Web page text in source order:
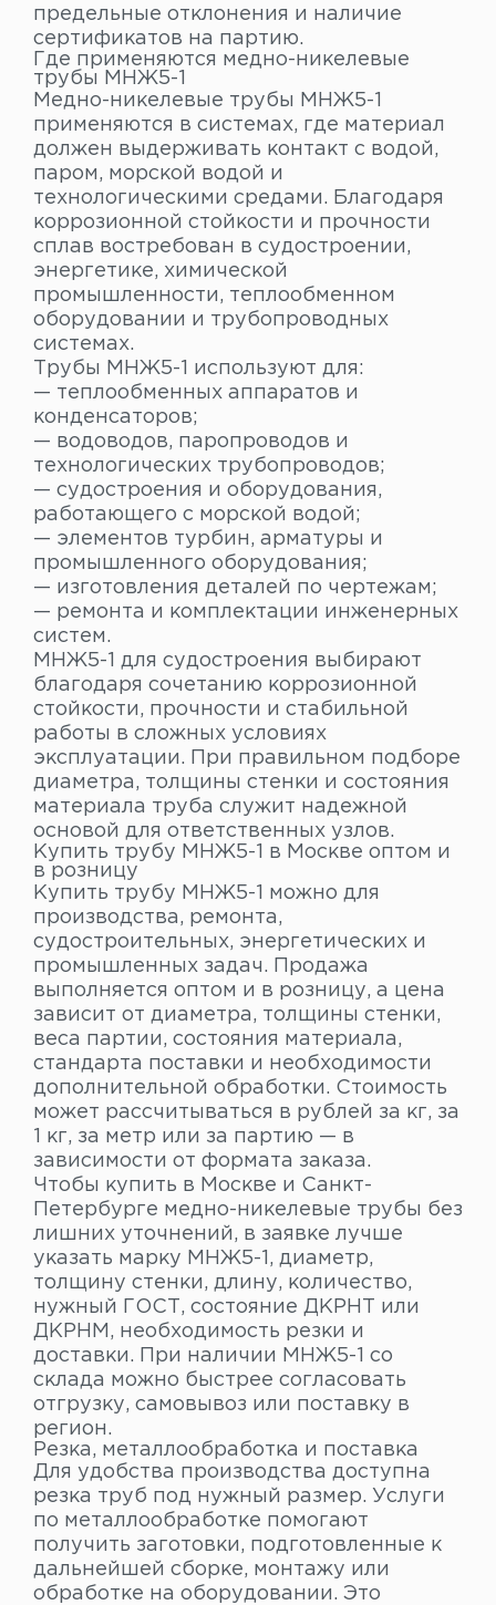
предельные отклонения и наличие
сертификатов на партию.
Где применяются медно-никелевые
трубы МНЖ5-1
Медно-никелевые трубы МНЖ5-1
применяются в системах, где материал
должен выдерживать контакт с водой,
паром, морской водой и
технологическими средами. Благодаря
коррозионной стойкости и прочности
сплав востребован в судостроении,
энергетике, химической
промышленности, теплообменном
оборудовании и трубопроводных
системах.
Трубы МНЖ5-1 используют для:
— теплообменных аппаратов и
конденсаторов;
— водоводов, паропроводов и
технологических трубопроводов;
— судостроения и оборудования,
работающего с морской водой;
— элементов турбин, арматуры и
промышленного оборудования;
— изготовления деталей по чертежам;
— ремонта и комплектации инженерных
систем.
МНЖ5-1 для судостроения выбирают
благодаря сочетанию коррозионной
стойкости, прочности и стабильной
работы в сложных условиях
эксплуатации. При правильном подборе
диаметра, толщины стенки и состояния
материала труба служит надежной
основой для ответственных узлов.
Купить трубу МНЖ5-1 в Москве оптом и
в розницу
Купить трубу МНЖ5-1 можно для
производства, ремонта,
судостроительных, энергетических и
промышленных задач. Продажа
выполняется оптом и в розницу, а цена
зависит от диаметра, толщины стенки,
веса партии, состояния материала,
стандарта поставки и необходимости
дополнительной обработки. Стоимость
может рассчитываться в рублей за кг, за
1 кг, за метр или за партию — в
зависимости от формата заказа.
Чтобы купить в Москве и Санкт-
Петербурге медно-никелевые трубы без
лишних уточнений, в заявке лучше
указать марку МНЖ5-1, диаметр,
толщину стенки, длину, количество,
нужный ГОСТ, состояние ДКРНТ или
ДКРНМ, необходимость резки и
доставки. При наличии МНЖ5-1 со
склада можно быстрее согласовать
отгрузку, самовывоз или поставку в
регион.
Резка, металлообработка и поставка
Для удобства производства доступна
резка труб под нужный размер. Услуги
по металлообработке помогают
получить заготовки, подготовленные к
дальнейшей сборке, монтажу или
обработке на оборудовании. Это